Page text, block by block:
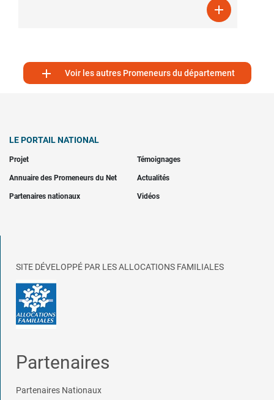

 Voir les autres Promeneurs du département
LE PORTAIL NATIONAL
Projet Témoignages
Annuaire des Promeneurs du Net Actualités
Partenaires nationaux Vidéos
SITE DÉVELOPPÉ PAR LES ALLOCATIONS FAMILIALES
Partenaires
Partenaires Nationaux